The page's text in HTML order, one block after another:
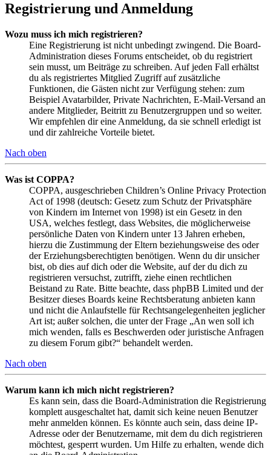
Registrierung und Anmeldung
Wozu muss ich mich registrieren?
Eine Registrierung ist nicht unbedingt zwingend. Die Board-
Administration dieses Forums entscheidet, ob du registriert
sein musst, um Beiträge zu schreiben. Auf jeden Fall erhältst
du als registriertes Mitglied Zugriff auf zusätzliche
Funktionen, die Gästen nicht zur Verfügung stehen: zum
Beispiel Avatarbilder, Private Nachrichten, E-Mail-Versand an
andere Mitglieder, Beitritt zu Benutzergruppen und so weiter.
Wir empfehlen dir eine Anmeldung, da sie schnell erledigt ist
und dir zahlreiche Vorteile bietet.
Nach oben
Was ist COPPA?
COPPA, ausgeschrieben Children’s Online Privacy Protection
Act of 1998 (deutsch: Gesetz zum Schutz der Privatsphäre
von Kindern im Internet von 1998) ist ein Gesetz in den
USA, welches festlegt, dass Websites, die möglicherweise
persönliche Daten von Kindern unter 13 Jahren erheben,
hierzu die Zustimmung der Eltern beziehungsweise des oder
der Erziehungsberechtigten benötigen. Wenn du dir unsicher
bist, ob dies auf dich oder die Website, auf der du dich zu
registrieren versuchst, zutrifft, ziehe einen rechtlichen
Beistand zu Rate. Bitte beachte, dass phpBB Limited und der
Besitzer dieses Boards keine Rechtsberatung anbieten kann
und nicht die Anlaufstelle für Rechtsangelegenheiten jeglicher
Art ist; außer solchen, die unter der Frage „An wen soll ich
mich wenden, falls es Beschwerden oder juristische Anfragen
zu diesem Forum gibt?“ behandelt werden.
Nach oben
Warum kann ich mich nicht registrieren?
Es kann sein, dass die Board-Administration die Registrierung
komplett ausgeschaltet hat, damit sich keine neuen Benutzer
mehr anmelden können. Es könnte auch sein, dass deine IP-
Adresse oder der Benutzername, mit dem du dich registrieren
möchtest, gesperrt wurden. Um Hilfe zu erhalten, wende dich